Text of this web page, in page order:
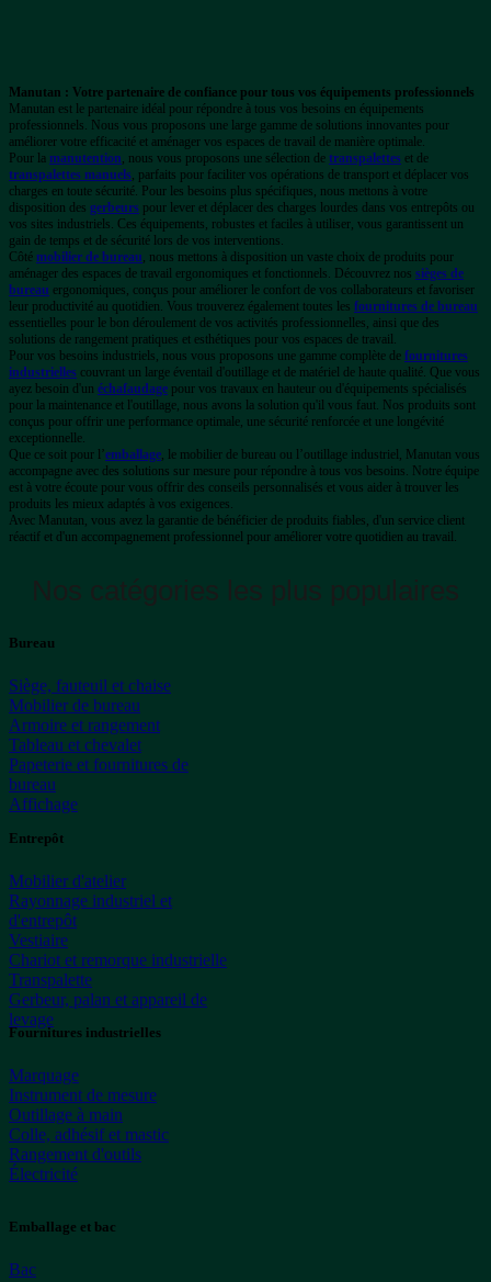
Manutan : Votre partenaire de confiance pour tous vos équipements professionnels
Manutan est le partenaire idéal pour répondre à tous vos besoins en équipements
professionnels. Nous vous proposons une large gamme de solutions innovantes pour
améliorer votre efficacité et aménager vos espaces de travail de manière optimale.
Pour la manutention, nous vous proposons une sélection de transpalettes et de
transpalettes manuels, parfaits pour faciliter vos opérations de transport et déplacer vos
charges en toute sécurité. Pour les besoins plus spécifiques, nous mettons à votre
disposition des gerbeurs pour lever et déplacer des charges lourdes dans vos entrepôts ou
vos sites industriels. Ces équipements, robustes et faciles à utiliser, vous garantissent un
gain de temps et de sécurité lors de vos interventions.
Côté mobilier de bureau, nous mettons à disposition un vaste choix de produits pour
aménager des espaces de travail ergonomiques et fonctionnels. Découvrez nos sièges de
bureau ergonomiques, conçus pour améliorer le confort de vos collaborateurs et favoriser
leur productivité au quotidien. Vous trouverez également toutes les fournitures de bureau
essentielles pour le bon déroulement de vos activités professionnelles, ainsi que des
solutions de rangement pratiques et esthétiques pour vos espaces de travail.
Pour vos besoins industriels, nous vous proposons une gamme complète de fournitures
industrielles couvrant un large éventail d'outillage et de matériel de haute qualité. Que vous
ayez besoin d'un échafaudage pour vos travaux en hauteur ou d'équipements spécialisés
pour la maintenance et l'outillage, nous avons la solution qu'il vous faut. Nos produits sont
conçus pour offrir une performance optimale, une sécurité renforcée et une longévité
exceptionnelle.
Que ce soit pour l’emballage, le mobilier de bureau ou l’outillage industriel, Manutan vous
accompagne avec des solutions sur mesure pour répondre à tous vos besoins. Notre équipe
est à votre écoute pour vous offrir des conseils personnalisés et vous aider à trouver les
produits les mieux adaptés à vos exigences.
Avec Manutan, vous avez la garantie de bénéficier de produits fiables, d'un service client
réactif et d'un accompagnement professionnel pour améliorer votre quotidien au travail.
Nos catégories les plus populaires
Bureau
Siège, fauteuil et chaise
Mobilier de bureau
Armoire et rangement
Tableau et chevalet
Papeterie et fournitures de
bureau
Affichage
Entrepôt
Mobilier d'atelier
Rayonnage industriel et
d'entrepôt
Vestiaire
Chariot et remorque industrielle
Transpalette
Gerbeur, palan et appareil de
levage
Fournitures industrielles
Marquage
Instrument de mesure
Outillage à main
Colle, adhésif et mastic
Rangement d'outils
Électricité
Emballage et bac
Bac